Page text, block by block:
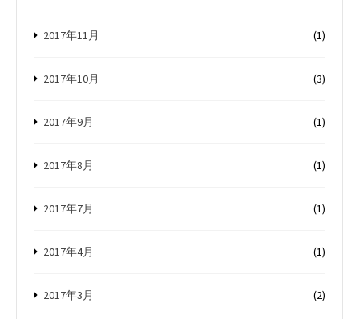
2017年11月 (1)
2017年10月 (3)
2017年9月 (1)
2017年8月 (1)
2017年7月 (1)
2017年4月 (1)
2017年3月 (2)